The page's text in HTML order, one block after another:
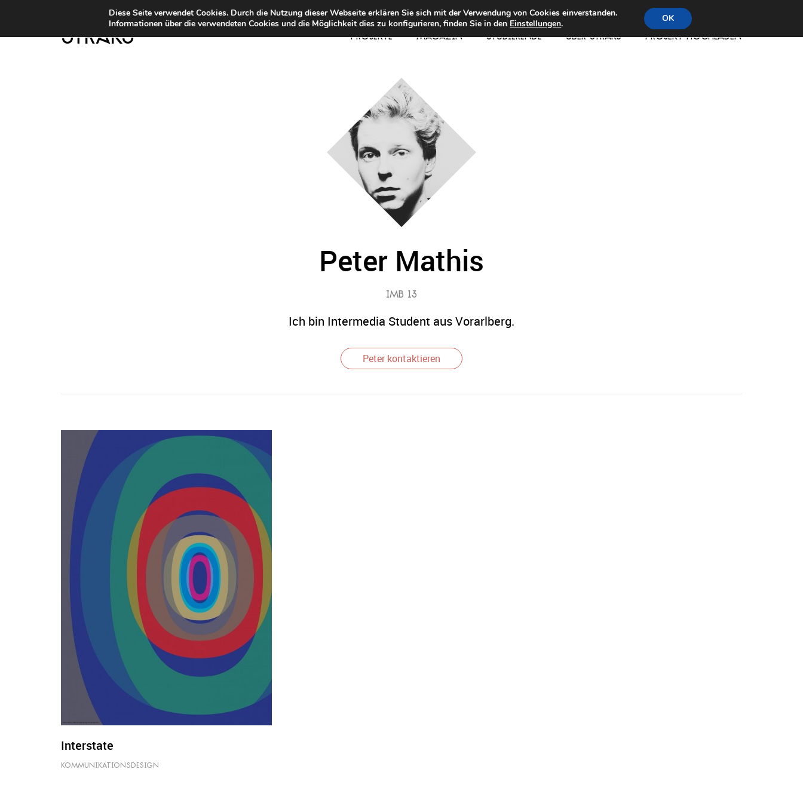
STRKS PROJEKTE MAGAZIN STUDIERENDE ÜBER STRAKS PROJEKT HOCHLADEN
Peter Mathis
IMB 13
Ich bin Intermedia Student aus Vorarlberg.
Peter kontaktieren
Interstate
KOMMUNIKATIONSDESIGN
Diese Seite verwendet Cookies. Durch die Nutzung dieser Webseite erklären Sie sich mit der Verwendung von Cookies einverstanden.
Informationen über die verwendeten Cookies und die Möglichkeit dies zu konfigurieren, finden Sie in den Einstellungen. OK